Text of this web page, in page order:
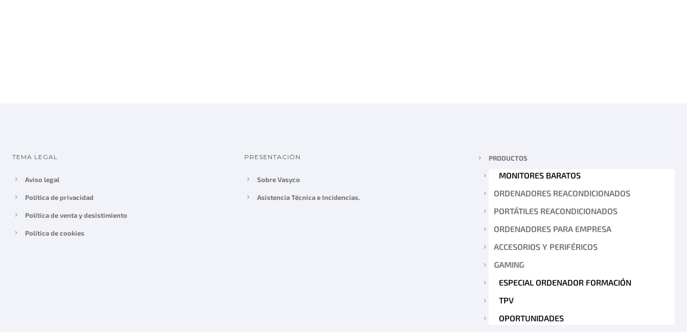
TEMA LEGAL
Aviso legal
Política de privacidad
Política de venta y desistimiento
Política de cookies
PRESENTACIÓN
Sobre Vasyco
Asistencia Técnica e Incidencias.
PRODUCTOS
MONITORES BARATOS
ORDENADORES REACONDICIONADOS
PORTÁTILES REACONDICIONADOS
ORDENADORES PARA EMPRESA
ACCESORIOS Y PERIFÉRICOS
GAMING
ESPECIAL ORDENADOR FORMACIÓN
TPV
OPORTUNIDADES